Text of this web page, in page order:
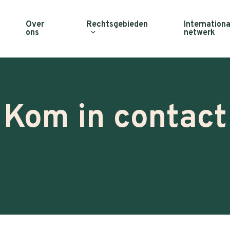
Over
ons
Rechtsgebieden
netwerk
Kom in contact